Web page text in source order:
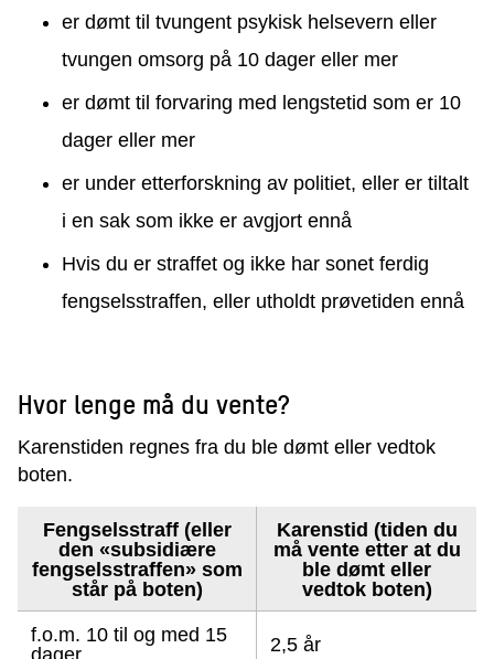
er dømt til tvungent psykisk helsevern eller
tvungen omsorg på 10 dager eller mer
er dømt til forvaring med lengstetid som er 10
dager eller mer
er under etterforskning av politiet, eller er tiltalt
i en sak som ikke er avgjort ennå
Hvis du er straffet og ikke har sonet ferdig
fengselsstraffen, eller utholdt prøvetiden ennå
Hvor lenge må du vente?
Karenstiden regnes fra du ble dømt eller vedtok
boten.
Fengselsstraff (eller
den «subsidiære
fengselsstraffen» som
står på boten)
Karenstid (tiden du
må vente etter at du
ble dømt eller
vedtok boten)
f.o.m. 10 til og med 15
dager
2,5 år